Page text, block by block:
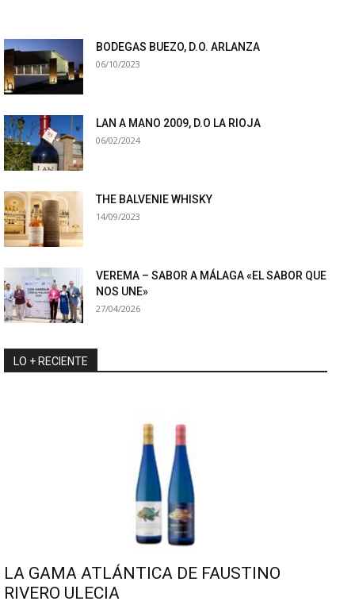
BODEGAS BUEZO, D.O. ARLANZA
06/10/2023
LAN A MANO 2009, D.O LA RIOJA
06/02/2024
THE BALVENIE WHISKY
14/09/2023
VEREMA – SABOR A MÁLAGA «EL SABOR QUE
NOS UNE»
27/04/2026
LO + RECIENTE
LA GAMA ATLÁNTICA DE FAUSTINO
RIVERO ULECIA